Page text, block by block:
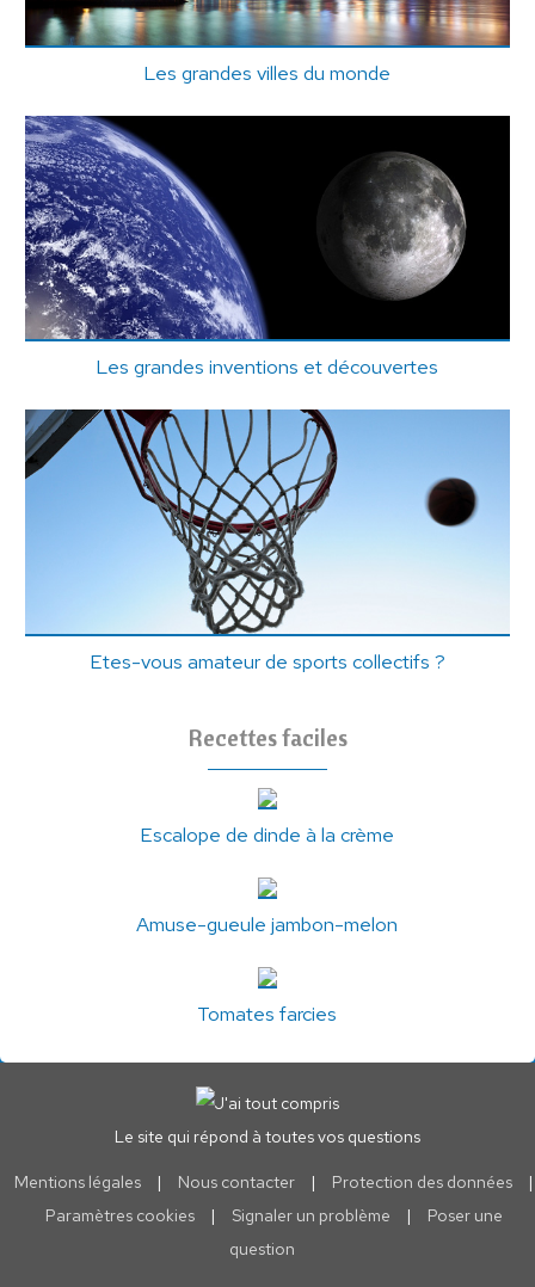
Les grandes villes du monde
Les grandes inventions et découvertes
Etes-vous amateur de sports collectifs ?
Recettes faciles
Escalope de dinde à la crème
Amuse-gueule jambon-melon
Tomates farcies
Le site qui répond à toutes vos questions
Mentions légales | Nous contacter | Protection des données
|
Paramètres cookies
| Signaler un problème |
Poser une
question